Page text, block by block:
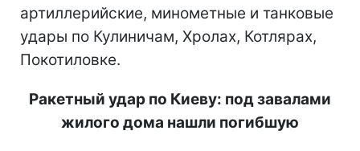
артиллерийские, минометные и танковые
удары по Кулиничам, Хролах, Котлярах,
Покотиловке.
Ракетный удар по Киеву: под завалами
жилого дома нашли погибшую